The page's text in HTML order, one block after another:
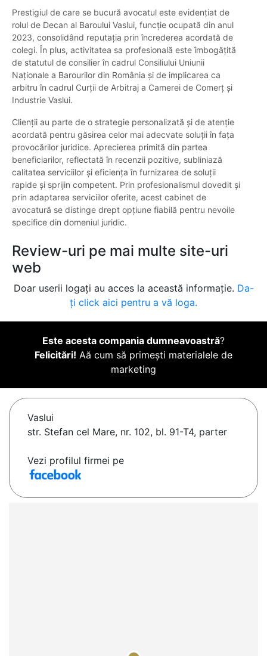
Prestigiul de care se bucură avocatul este evidențiat de
rolul de Decan al Baroului Vaslui, funcție ocupată din anul
2023, consolidând reputația prin încrederea acordată de
colegi. În plus, activitatea sa profesională este îmbogățită
de statutul de consilier în cadrul Consiliului Uniunii
Naționale a Barourilor din România și de implicarea ca
arbitru în cadrul Curții de Arbitraj a Camerei de Comerț și
Industrie Vaslui.
Clienții au parte de o strategie personalizată și de atenție
acordată pentru găsirea celor mai adecvate soluții în fața
provocărilor juridice. Aprecierea primită din partea
beneficiarilor, reflectată în recenzii pozitive, subliniază
calitatea serviciilor și eficiența în furnizarea de soluții
rapide și sprijin competent. Prin profesionalismul dovedit și
prin adaptarea serviciilor oferite, acest cabinet de
avocatură se distinge drept opțiune fiabilă pentru nevoile
specifice din domeniul juridic.
Review-uri pe mai multe site-uri
web
Doar userii logați au acces la această informație. Da-
ți click aici pentru a vă loga.
Este acesta compania dumneavoastră?
Felicitări! Aă cum să primești materialele de
marketing
Vaslui
str. Stefan cel Mare, nr. 102, bl. 91-T4, parter
Vezi profilul firmei pe